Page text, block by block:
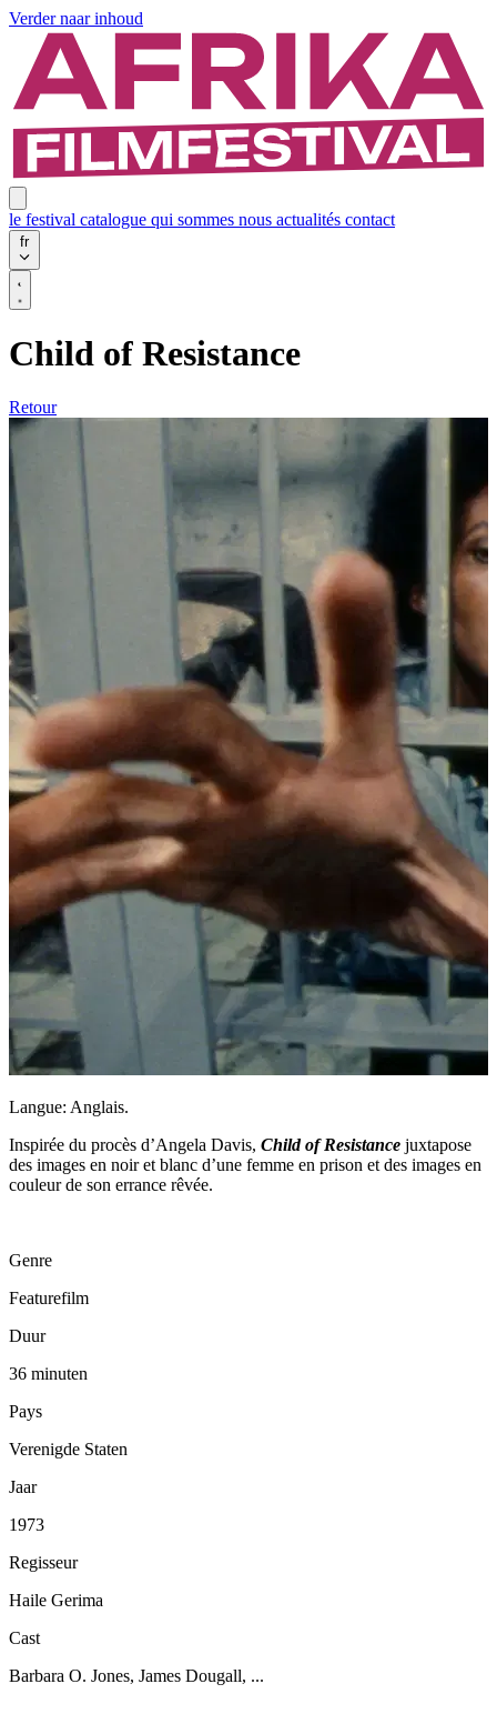
Verder naar inhoud
le festival catalogue qui sommes nous actualités contact
fr
Child of Resistance
Retour
Langue: Anglais.
Inspirée du procès d’Angela Davis, Child of Resistance juxtapose
des images en noir et blanc d’une femme en prison et des images en
couleur de son errance rêvée.
Genre
Featurefilm
Duur
36 minuten
Pays
Verenigde Staten
Jaar
1973
Regisseur
Haile Gerima
Cast
Barbara O. Jones, James Dougall, ...